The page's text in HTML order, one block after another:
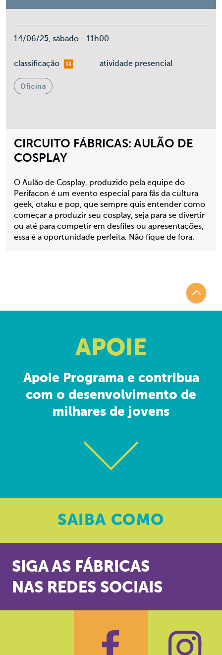
CIRCUITO FÁBRICAS: AULÃO DE
COSPLAY
O Aulão de Cosplay, produzido pela equipe do
Perifacon é um evento especial para fãs da cultura
geek, otaku e pop, que sempre quis entender como
começar a produzir seu cosplay, seja para se divertir
ou até para competir em desfiles ou apresentações,
essa é a oportunidade perfeita. Não fique de fora.
14/06/25, sábado - 11h00
classificaçãomais 14 atividade presencial
Oficina
APOIE
Apoie Programa e contribua
com o desenvolvimento de
milhares de jovens
SAIBA COMO
SIGA AS FÁBRICAS
NAS REDES SOCIAIS